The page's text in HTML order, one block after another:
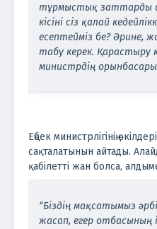
тұрмыстық заттарды
кісіні сіз қалай
есептейміз бе? Әрине,
табу керек. Қарастыру
министрдің орынбасары
Еңбек министрлігінің
сақталатынын айтады.
қабілетті жан болса,
“Біздің мақсатымыз
жасап, егер